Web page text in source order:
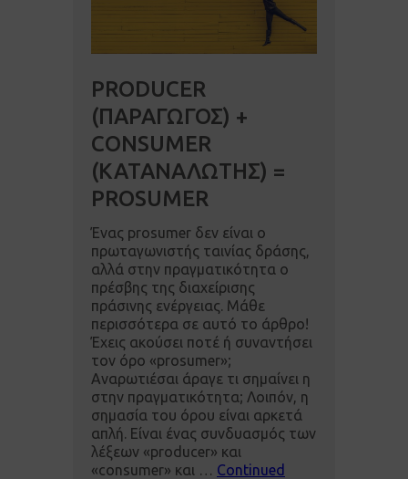
PRODUCER
(ΠΑΡΑΓΩΓΟΣ) +
CONSUMER
(ΚΑΤΑΝΑΛΩΤΗΣ) =
PROSUMER
Ένας prosumer δεν είναι ο
πρωταγωνιστής ταινίας δράσης,
αλλά στην πραγματικότητα ο
πρέσβης της διαχείρισης
πράσινης ενέργειας. Μάθε
περισσότερα σε αυτό το άρθρο!
Έχεις ακούσει ποτέ ή συναντήσει
τον όρο «prosumer»;
Αναρωτιέσαι άραγε τι σημαίνει η
στην πραγματικότητα; Λοιπόν, η
σημασία του όρου είναι αρκετά
απλή. Είναι ένας συνδυασμός των
λέξεων «producer» και
«consumer» και … Continued